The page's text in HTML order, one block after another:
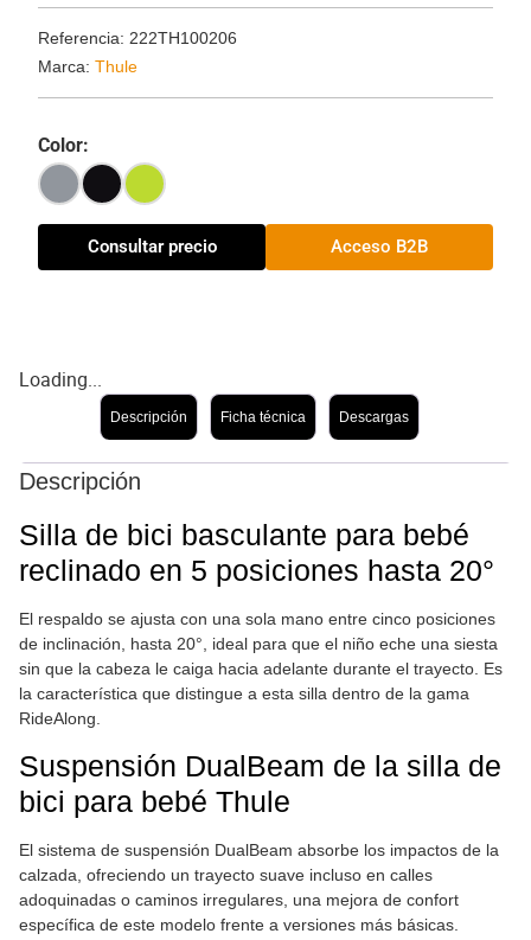
Referencia: 222TH100206
Marca: Thule
Color:
Consultar precio Acceso B2B
Loading...
Descripción Ficha técnica Descargas
Descripción
Silla de bici basculante para bebé
reclinado en 5 posiciones hasta 20°
El respaldo se ajusta con una sola mano entre cinco posiciones
de inclinación, hasta 20°, ideal para que el niño eche una siesta
sin que la cabeza le caiga hacia adelante durante el trayecto. Es
la característica que distingue a esta silla dentro de la gama
RideAlong.
Suspensión DualBeam de la silla de
bici para bebé Thule
El sistema de suspensión DualBeam absorbe los impactos de la
calzada, ofreciendo un trayecto suave incluso en calles
adoquinadas o caminos irregulares, una mejora de confort
específica de este modelo frente a versiones más básicas.